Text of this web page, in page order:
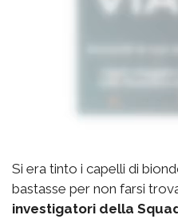
Si era tinto i capelli di
bastasse per non farsi
investigatori della